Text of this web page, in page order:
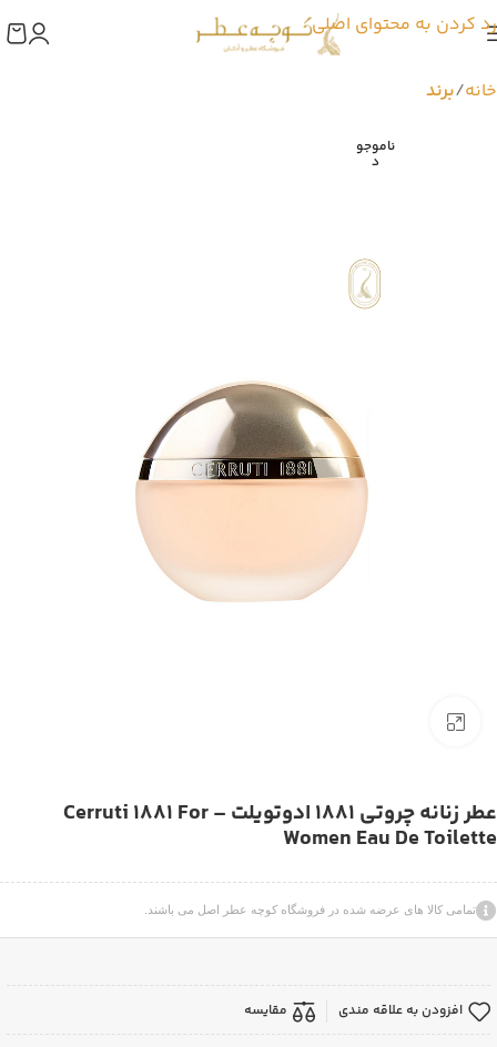
رد کردن به محتوای اصلی
خانه برند
ناموجو
د
عطر زنانه چروتی 1881 ادوتویلت – Cerruti 1881 For
Women Eau De Toilette
تمامی کالا های عرضه شده در فروشگاه کوچه عطر اصل می باشند.
افزودن به علاقه مندی مقایسه